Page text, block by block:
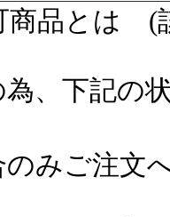
商品とは (
為、下記の
みご注文